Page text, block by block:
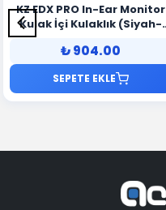
KZ EDX PRO In-Ear Monitor
Kulak İçi Kulaklık (Siyah-
₺ 904.00
SEPETE EKLE